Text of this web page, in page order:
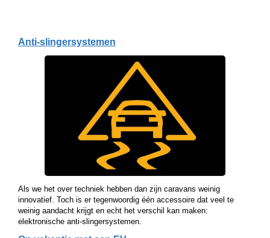
Anti-slingersystemen
Als we het over techniek hebben dan zijn caravans weinig
innovatief. Toch is er tegenwoordig één accessoire dat veel te
weinig aandacht krijgt en echt het verschil kan maken:
elektronische anti-slingersystemen.